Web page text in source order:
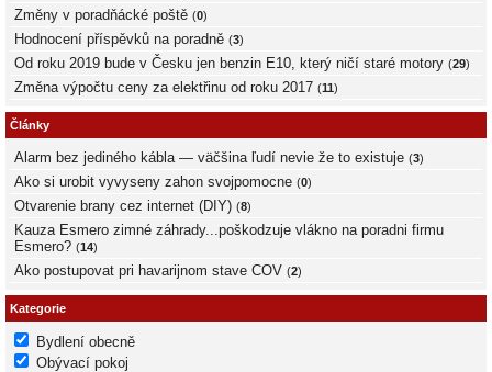
Změny v poradňácké poště (0)
Hodnocení příspěvků na poradně (3)
Od roku 2019 bude v Česku jen benzin E10, který ničí staré motory (29)
Změna výpočtu ceny za elektřinu od roku 2017 (11)
Články
Alarm bez jediného kábla — väčšina ľudí nevie že to existuje (3)
Ako si urobit vyvyseny zahon svojpomocne (0)
Otvarenie brany cez internet (DIY) (8)
Kauza Esmero zimné záhrady...poškodzuje vlákno na poradni firmu
Esmero? (14)
Ako postupovat pri havarijnom stave COV (2)
Kategorie
Bydlení obecně
Obývací pokoj